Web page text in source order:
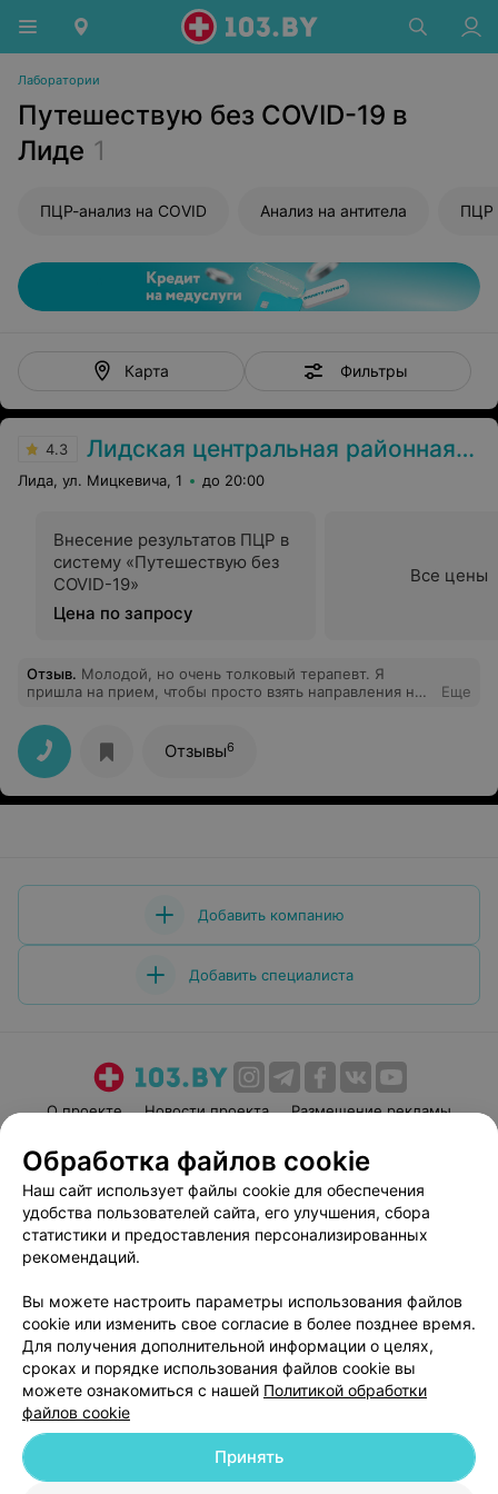
Лаборатории
Путешествую без COVID-19 в
Лиде 1
ПЦР-анализ на COVID Анализ на антитела ПЦР
Карта Фильтры
4.3 Лидская центральная районная больница
Лида, ул. Мицкевича, 1 до 20:00
Внесение результатов ПЦР в
систему «Путешествую без
COVID-19»
Цена по запросу
Все цены
Отзыв. Молодой, но очень толковый терапевт. Я
пришла на прием, чтобы просто взять направления на
который изучил мою карточку, и подошел
действительно грамотно к назначению.
Неравнодушный, отзывчивый!!!! Успехов Вам! И еще
раз спасибо!
Еще
Отзывы6
Добавить компанию
Добавить специалиста
О проекте Новости проекта
Размещение рекламы
Пользовательское соглашение
Способы оплаты
Вакансии
Партнеры
Написать руководителю 103.by
Персональные настройки cookie
Обработка персональных данных
© 2026 ООО «Артокс Лаб», УНП 191700409| 220012, Республика Беларусь,
Обработка файлов cookie
Наш сайт использует файлы cookie для обеспечения
удобства пользователей сайта, его улучшения, сбора
статистики и предоставления персонализированных
рекомендаций.
Вы можете настроить параметры использования файлов
cookie или изменить свое согласие в более позднее время.
Для получения дополнительной информации о целях,
сроках и порядке использования файлов cookie вы
можете ознакомиться с нашей Политикой обработки
файлов cookie
Принять